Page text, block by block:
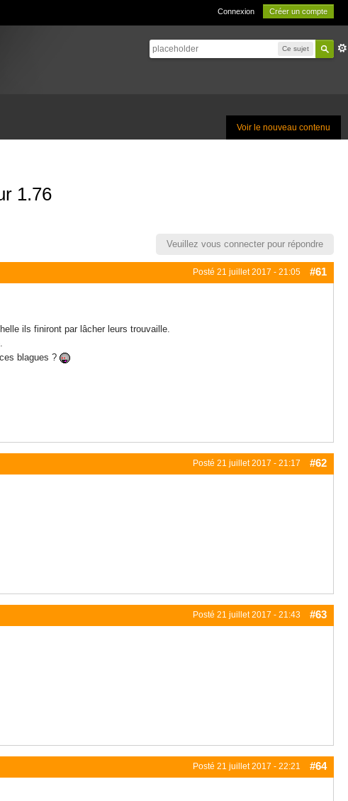
Connexion Créer un compte
Ce sujet
Voir le nouveau contenu
1.76
Veuillez vous connecter pour répondre
Posté 21 juillet 2017 - 21:05 #61
ils finiront par lâcher leurs trouvaille.
blagues ?
Posté 21 juillet 2017 - 21:17 #62
Posté 21 juillet 2017 - 21:43 #63
Posté 21 juillet 2017 - 22:21 #64